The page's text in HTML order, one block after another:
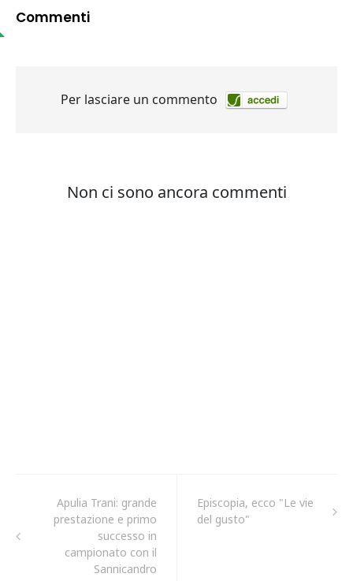
Commenti
Apulia Trani: grande
prestazione e primo
successo in
campionato con il
Sannicandro
Episcopia, ecco "Le vie
del gusto"